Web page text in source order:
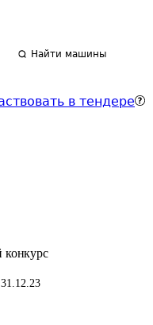
Найти машины
в тендере